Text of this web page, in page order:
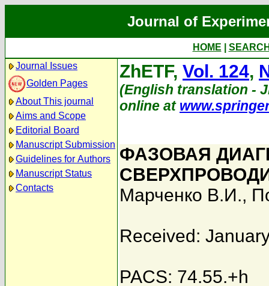
Journal of
HOME
Journal Issues
Golden Pages
About This journal
Aims and Scope
Editorial Board
Manuscript Submission
Guidelines for Authors
Manuscript Status
Contacts
ZhETF, Vol. 124,
(English translation -
online at
ФАЗОВАЯ
Марченко В.И.,
Received:
PACS: 74.55.+h